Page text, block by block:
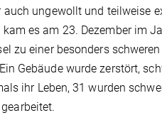
auch ungewollt und teilweise
kam es am 23. Dezember im
zu einer besonders
Gebäude wurde zerstört,
ihr Leben, 31 wurden